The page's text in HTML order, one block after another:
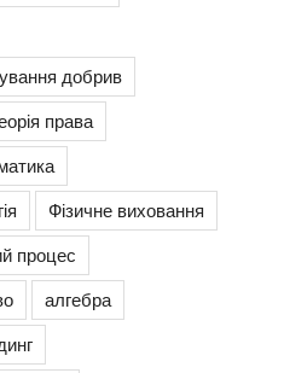
добрив
права
Фізичне виховання
процес
алгебра